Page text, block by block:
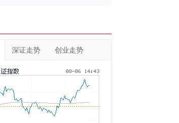
深证走势 创业走势